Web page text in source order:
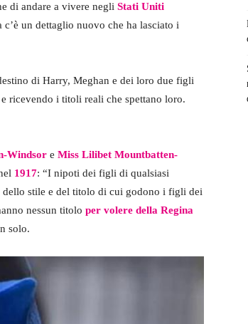
di andare a vivere negli Stati Uniti
un dettaglio nuovo che ha lasciato i
di Harry, Meghan e dei loro due figli
e ricevendo i titoli reali che spettano loro.
Windsor e Miss Lilibet Mountbatten-
1917: “I nipoti dei figli di qualsiasi
dello stile e del titolo di cui godono i figli dei
nessun titolo per volere della Regina
solo.